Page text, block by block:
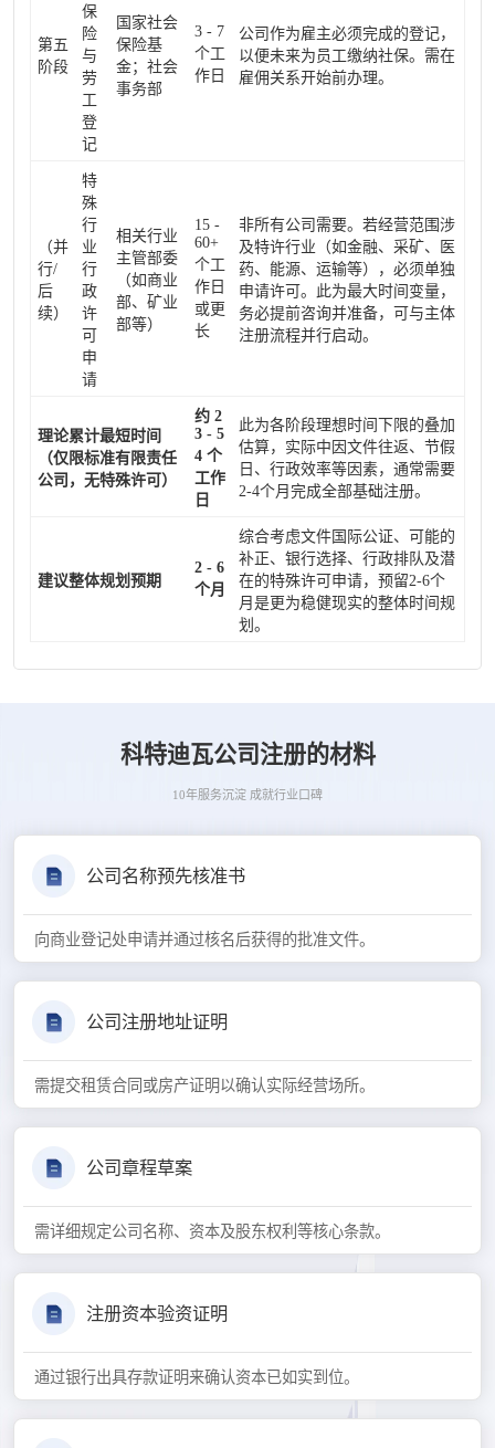
第五
阶段
保
险
与
劳
工
登
记
国家社会
保险基
金；社会
事务部
3 - 7
个工
作日
公司作为雇主必须完成的登记，
以便未来为员工缴纳社保。需在
雇佣关系开始前办理。
（并
行/
后
续）
特
殊
行
业
行
政
许
可
申
请
相关行业
主管部委
（如商业
部、矿业
部等）
15 -
60+
个工
作日
或更
长
非所有公司需要。若经营范围涉
及特许行业（如金融、采矿、医
药、能源、运输等），必须单独
申请许可。此为最大时间变量，
务必提前咨询并准备，可与主体
注册流程并行启动。
理论累计最短时间
（仅限标准有限责任
公司，无特殊许可）
约 2
3 - 5
4 个
工作
日
此为各阶段理想时间下限的叠加
估算，实际中因文件往返、节假
日、行政效率等因素，通常需要
2-4个月完成全部基础注册。
建议整体规划预期
2 - 6
个月
综合考虑文件国际公证、可能的
补正、银行选择、行政排队及潜
在的特殊许可申请，预留2-6个
月是更为稳健现实的整体时间规
划。
科特迪瓦公司注册的材料
10年服务沉淀 成就行业口碑
公司名称预先核准书
向商业登记处申请并通过核名后获得的批准文件。
公司注册地址证明
需提交租赁合同或房产证明以确认实际经营场所。
公司章程草案
需详细规定公司名称、资本及股东权利等核心条款。
注册资本验资证明
通过银行出具存款证明来确认资本已如实到位。